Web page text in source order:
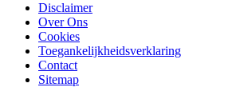
Disclaimer
Over Ons
Cookies
Toegankelijkheidsverklaring
Contact
Sitemap